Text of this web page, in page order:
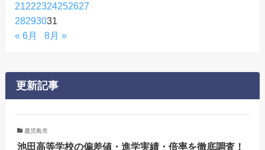
21222324252627
28293031
« 6月
8月 »
更新記事
鹿児島市
池田高等学校の偏差値・進学実績・倍率を徹底調査！